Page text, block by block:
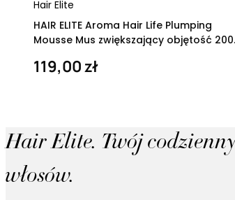
Hair Elite
HAIR ELITE Aroma Hair Life Plumping
Mousse Mus zwiększający objętość 200
119,00 zł
Hair Elite. Twój
włosów.